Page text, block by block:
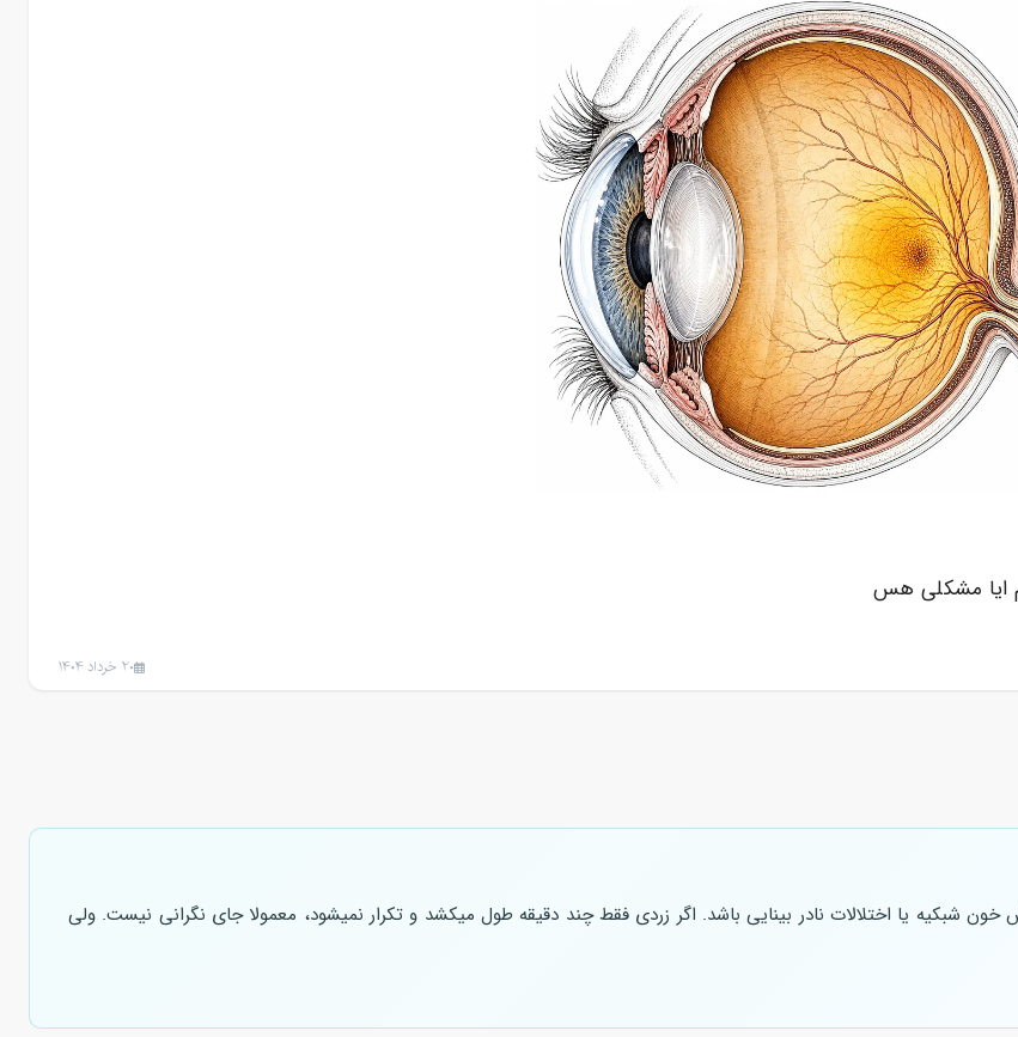
20 خرداد 1404
شبکیه یا اختلالات نادر بینایی باشد. اگر زردی فقط چند دقیقه طول میکشد و تکرار نمیشود، معمولا جای نگرانی نیست. ولی